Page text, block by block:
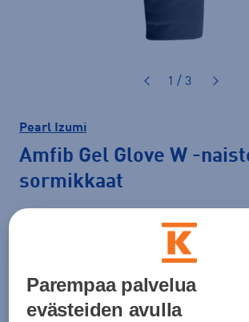
1 / 3
Pearl Izumi
Amfib Gel Glove W -
sormikkaat
Parempaa palvelua
evästeiden avulla